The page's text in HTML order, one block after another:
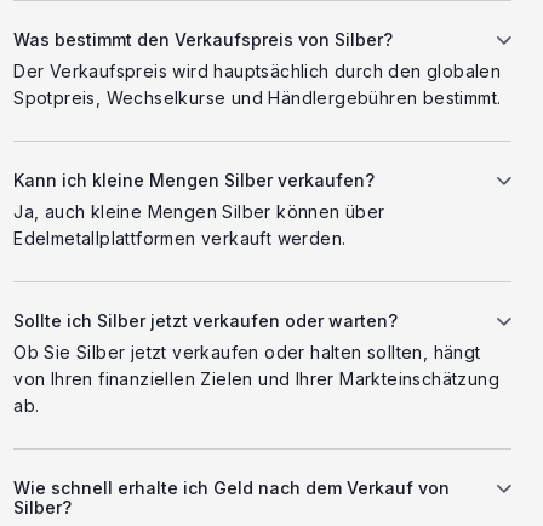
Was bestimmt den Verkaufspreis von Silber?
Der Verkaufspreis wird hauptsächlich durch den globalen
Spotpreis, Wechselkurse und Händlergebühren bestimmt.
Kann ich kleine Mengen Silber verkaufen?
Ja, auch kleine Mengen Silber können über
Edelmetallplattformen verkauft werden.
Sollte ich Silber jetzt verkaufen oder warten?
Ob Sie Silber jetzt verkaufen oder halten sollten, hängt
von Ihren finanziellen Zielen und Ihrer Markteinschätzung
ab.
Wie schnell erhalte ich Geld nach dem Verkauf von
Silber?